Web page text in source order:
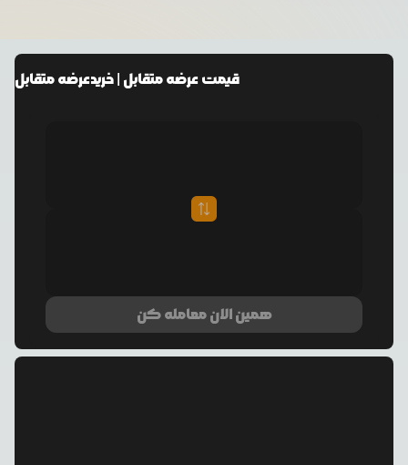
قیمتعرضه متقابل | خریدعرضه متقابل
همین الان معامله کن